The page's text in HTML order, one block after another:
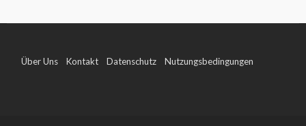
Über Uns Kontakt Datenschutz Nutzungsbedingungen